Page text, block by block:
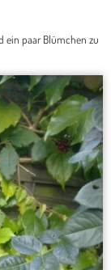
ein paar Blümchen zu